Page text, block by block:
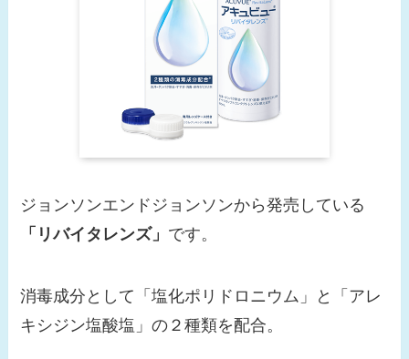
ジョンソンエンドジョンソンから発売している
「リバイタレンズ」 です。
消毒成分として「塩化ポリドロニウム」と「アレ
キシジン塩酸塩」の２種類を配合。